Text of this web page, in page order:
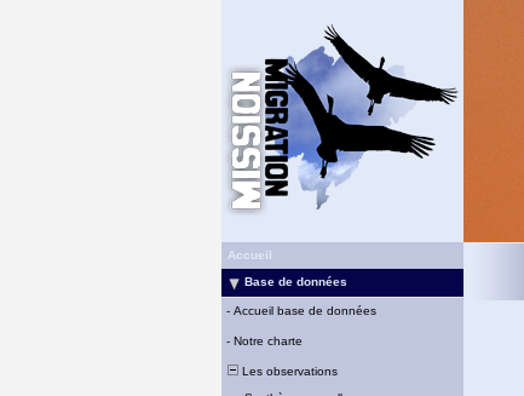
Accueil
Base de données
- Accueil base de données
- Notre charte
Les observations